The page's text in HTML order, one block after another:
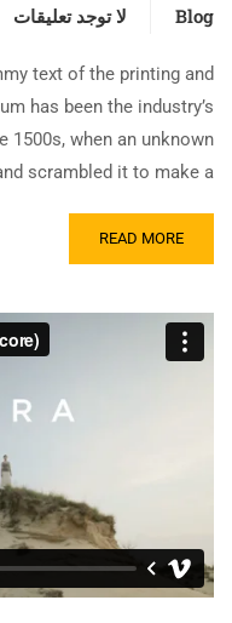
Blog لا توجد تعليقات
text of the printing and
has been the industry’s
1500s, when an unknown
scrambled it to make a …
READ MORE